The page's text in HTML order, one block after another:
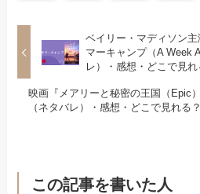
ベイリー・マディソン
マーキャンプ（A Week
レ）・感想・どこで見れ
映画『メアリーと秘密の王国（Epic
（ネタバレ）・感想・どこで見れる？
この記事を書いた人